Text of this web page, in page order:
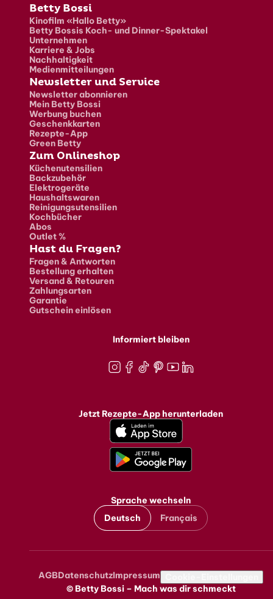
Fusszeile
Betty Bossi
Kinofilm «Hallo Betty»
Betty Bossis Koch- und Dinner-Spektakel
Unternehmen
Karriere & Jobs
Nachhaltigkeit
Medienmitteilungen
Newsletter und Service
Newsletter abonnieren
Mein Betty Bossi
Werbung buchen
Geschenkkarten
Rezepte-App
Green Betty
Zum Onlineshop
Küchenutensilien
Backzubehör
Elektrogeräte
Haushaltswaren
Reinigungsutensilien
Kochbücher
Abos
Outlet %
Hast du Fragen?
Fragen & Antworten
Bestellung erhalten
Versand & Retouren
Zahlungsarten
Garantie
Gutschein einlösen
Informiert bleiben
Jetzt Rezepte-App herunterladen
Sprache wechseln
Deutsch
Français
Metanavigation
AGBDatenschutzImpressum
© Betty Bossi – Mach was dir schmeckt